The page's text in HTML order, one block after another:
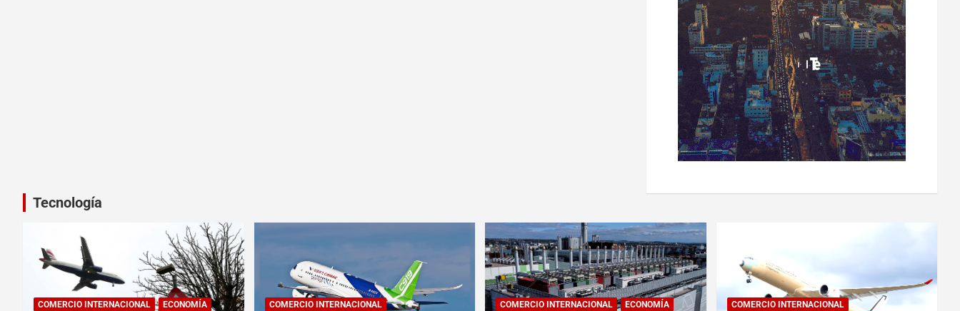
Tecnología
COMERCIO INTERNACIONAL
ECONOMÍA
COMERCIO INTERNACIONAL
COMERCIO INTERNACIONAL
ECONOMÍA
COMERCIO INTERNACIONAL